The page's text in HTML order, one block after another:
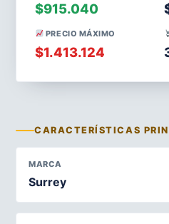
$915.040
PRECIO MÁXIMO
$1.413.124
CARACTERÍSTICAS
MARCA
Surrey